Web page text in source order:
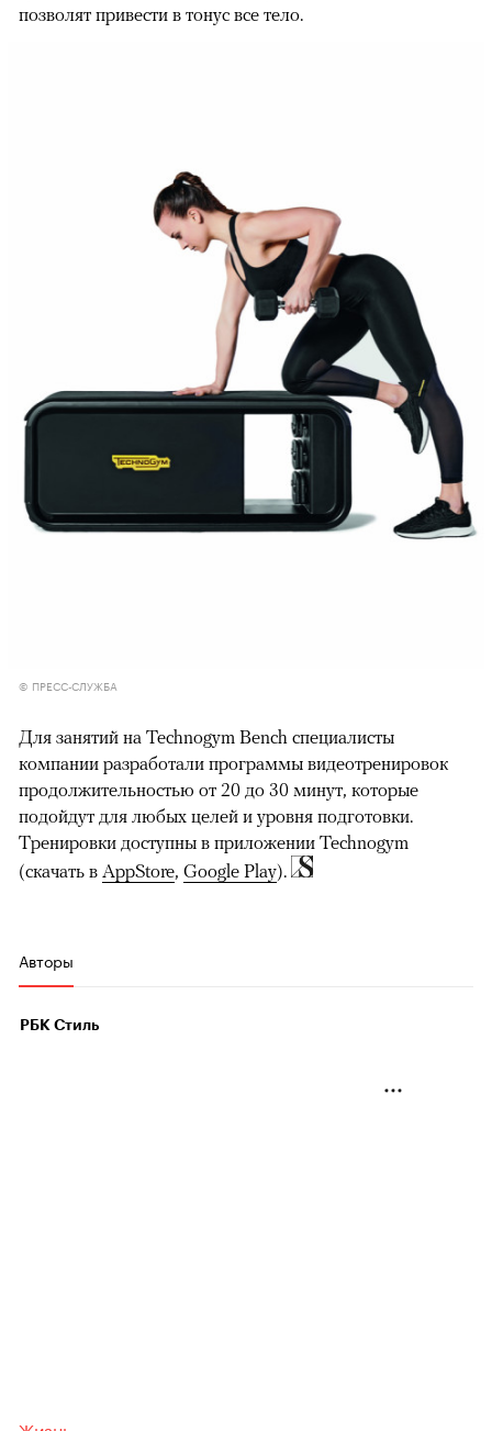
позволят привести в тонус все тело.
© ПРЕСС-СЛУЖБА
Для занятий на Technogym Bench специалисты
компании разработали программы видеотренировок
продолжительностью от 20 до 30 минут, которые
подойдут для любых целей и уровня подготовки.
Тренировки доступны в приложении Technogym
(скачать в AppStore, Google Play).
Авторы
РБК Стиль